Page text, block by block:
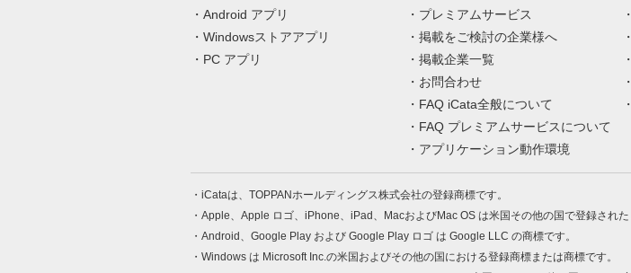
Android アプリ
Windowsストアアプリ
PC アプリ
プレミアムサービス
掲載をご検討の企業様へ
掲載企業一覧
お問合わせ
FAQ iCata全般について
FAQ プレミアムサービスについて
アプリケーション動作環境
iCataは、TOPPANホールディングス株式会社の登録商標です。
Apple、Apple ロゴ、iPhone、iPad、MacおよびMac OS は米国その他の国で登録され
Android、Google Play および Google Play ロゴ は Google LLC の商標です。
Windows は Microsoft Inc.の米国およびその他の国における登録商標または商標です。